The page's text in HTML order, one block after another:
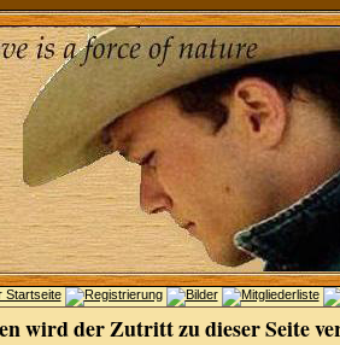
wird der Zutritt zu dieser Seite